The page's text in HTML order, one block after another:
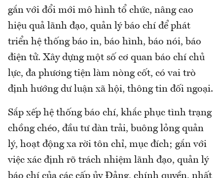
gắn với đổi mới mô hình tổ chức, nâng cao
hiệu quả lãnh đạo, quản lý báo chí để phát
triển hệ thống báo in, báo hình, báo nói, báo
điện tử. Xây dựng một số cơ quan báo chí chủ
lực, đa phương tiện làm nòng cốt, có vai trò
định hướng dư luận xã hội, thông tin đối ngoại.
Sắp xếp hệ thống báo chí, khắc phục tình trạng
chồng chéo, đầu tư dàn trải, buông lỏng quản
lý, hoạt động xa rời tôn chỉ, mục đích; gắn với
việc xác định rõ trách nhiệm lãnh đạo, quản lý
báo chí của các cấp ủy Đảng, chính quyền, nhất